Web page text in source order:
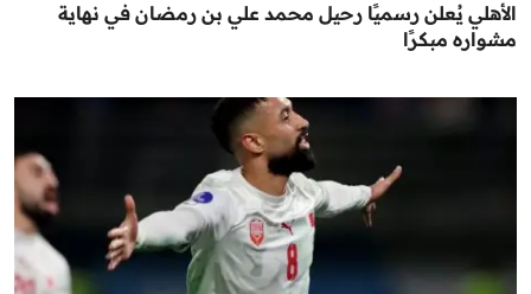
الأهلي يُعلن رسميًا رحيل محمد علي بن رمضان في نهاية
مشواره مبكرًا